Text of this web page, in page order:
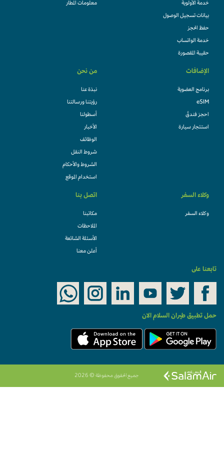
خدمة الأولوية
بيانات تسجيل الوصول
حفظ الحجز
خدمة الواتساب
حقيبة المقصورة
معلومات المطار
الإضافات
برنامج العضوية
eSIM
احجز فندقً
استئجار سيارة
من نحن
نبذة عنا
رؤيتنا ورسالتنا
أسطولنا
الأخبار
الوظائف
شروط النقل
الشروط والأحكام
استخدام الموقع
وكلاء السفر
وكلاء السفر
اتصل بنا
مكاتبنا
الملاحظات
الأسئلة الشائعة
أعلن معنا
تابعنا على
حمل تطبيق طيران السلام الان
جميع الحقوق محفوظة © 2026